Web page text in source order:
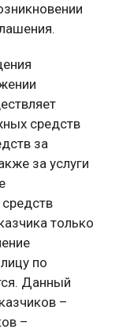
средств
за
за услуги
только
по
Данный
–
–